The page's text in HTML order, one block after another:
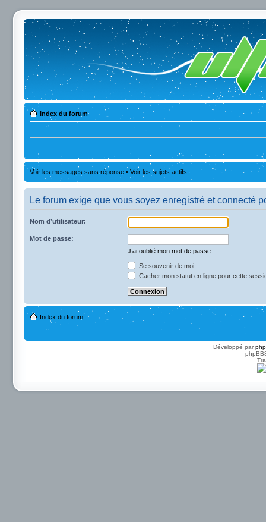
Index du forum
Voir les messages sans réponse • Voir les sujets actifs
Le forum exige que vous soyez enregistré et connecté
Nom d’utilisateur:
Mot de passe:
J’ai oublié mon mot de passe
Se souvenir de moi
Cacher mon statut en ligne pour cette
Index du forum
Développé par